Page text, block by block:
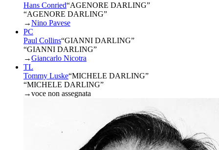
Hans Conried“AGENORE DARLING”
“AGENORE DARLING”
→Nino Pavese
PC
Paul Collins“GIANNI DARLING”
“GIANNI DARLING”
→Giancarlo Nicotra
TL
Tommy Luske“MICHELE DARLING”
“MICHELE DARLING”
→voce non assegnata